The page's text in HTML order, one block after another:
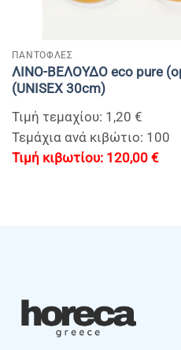
ΠΑΝΤΟΦΛΕΣ
ΛΙΝΟ-ΒΕΛΟΥΔΟ eco pure
(UNISEX 30cm)
Τιμή τεμαχίου: 1,20 €
Τεμάχια ανά κιβώτιο: 100
120,00 €